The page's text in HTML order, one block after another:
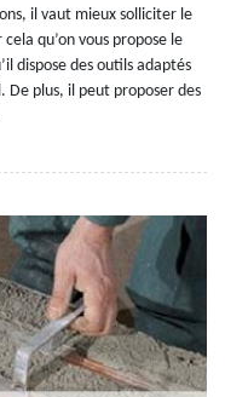
il vaut mieux solliciter le
qu’on vous propose le
dispose des outils adaptés
plus, il peut proposer des